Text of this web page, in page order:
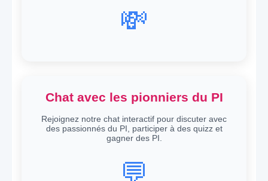
💸
Chat avec les pionniers du PI
Rejoignez notre chat interactif pour discuter avec
des passionnés du PI, participer à des quizz et
gagner des PI.
💬